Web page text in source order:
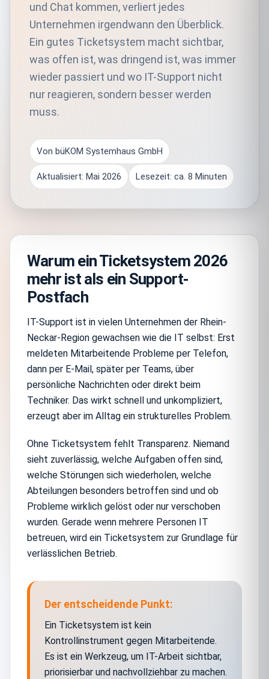
und Chat kommen, verliert jedes
Unternehmen irgendwann den Überblick.
Ein gutes Ticketsystem macht sichtbar,
was offen ist, was dringend ist, was immer
wieder passiert und wo IT-Support nicht
nur reagieren, sondern besser werden
muss.
Von büKOM Systemhaus GmbH
Aktualisiert: Mai 2026 Lesezeit: ca. 8 Minuten
Warum ein Ticketsystem 2026
mehr ist als ein Support-
Postfach
IT-Support ist in vielen Unternehmen der Rhein-
Neckar-Region gewachsen wie die IT selbst: Erst
meldeten Mitarbeitende Probleme per Telefon,
dann per E-Mail, später per Teams, über
persönliche Nachrichten oder direkt beim
Techniker. Das wirkt schnell und unkompliziert,
erzeugt aber im Alltag ein strukturelles Problem.
Ohne Ticketsystem fehlt Transparenz. Niemand
sieht zuverlässig, welche Aufgaben offen sind,
welche Störungen sich wiederholen, welche
Abteilungen besonders betroffen sind und ob
Probleme wirklich gelöst oder nur verschoben
wurden. Gerade wenn mehrere Personen IT
betreuen, wird ein Ticketsystem zur Grundlage für
verlässlichen Betrieb.
Der entscheidende Punkt:
Ein Ticketsystem ist kein
Kontrollinstrument gegen Mitarbeitende.
Es ist ein Werkzeug, um IT-Arbeit sichtbar,
priorisierbar und nachvollziehbar zu machen.